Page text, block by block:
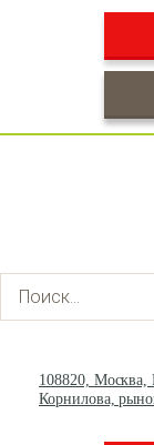
108820,
Корнилова,